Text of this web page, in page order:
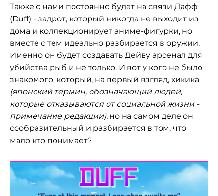
Также с нами постоянно будет на связи Дафф
(Duff) - задрот, который никогда не выходит из
дома и коллекционирует аниме-фигурки, но
вместе с тем идеально разбирается в оружии.
Именно он будет создавать Дейву арсенал для
убийства рыб и не только. И вот у кого не было
знакомого, который, на первый взгляд, хикика
(японский термин, обозначающий людей,
которые отказываются от социальной жизни -
примечание редакции), но на самом деле он
сообразительный и разбирается в том, что
мало кто понимает?